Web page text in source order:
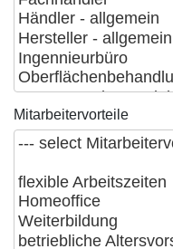
Mitarbeitervorteile